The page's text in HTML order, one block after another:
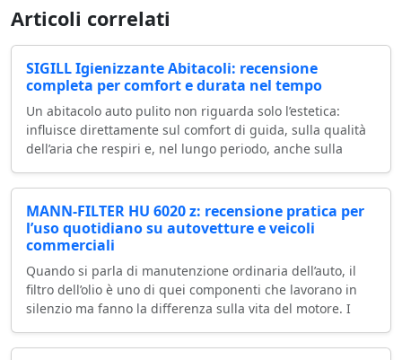
Articoli correlati
SIGILL Igienizzante Abitacoli: recensione
completa per comfort e durata nel tempo
Un abitacolo auto pulito non riguarda solo l’estetica:
influisce direttamente sul comfort di guida, sulla qualità
dell’aria che respiri e, nel lungo periodo, anche sulla
MANN-FILTER HU 6020 z: recensione pratica per
l’uso quotidiano su autovetture e veicoli
commerciali
Quando si parla di manutenzione ordinaria dell’auto, il
filtro dell’olio è uno di quei componenti che lavorano in
silenzio ma fanno la differenza sulla vita del motore. I